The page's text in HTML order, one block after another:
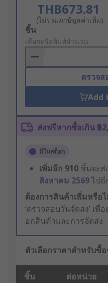
THB673.81
(ไม่รวมภาษีมูลค่าเพิ่ม)
Add
to
Basket
ชิ้น
เลือกหรือพิมพ์จำนวน
ตรวจส
Add
ส่งฟรีหากซื้อเกิน ฿
มีในสต็อก
เพิ่มอีก 910 ชิ้นจะส่
สิงหาคม 2569ไป
ต้องการสินค้าเพิ่มหรือ
‘ตรวจสอบวันจัดส่ง’ เพื่
อกสินค้าและการจัดส่ง
ตัวเลือกราคาสำหรับซื้
ชิ้น ต่อหน่วย